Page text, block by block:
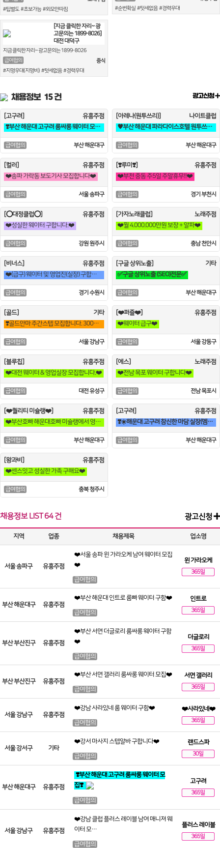
#팁별도 #초보가능 #외모안따짐
#순번확실 #텃세없음 #경력우대
[지금 클릭한 자리~ 광
고문의는 1899-8026]
대전 대덕구
지금 클릭한 자리~ 광고문의는 1899-8026
급여협의
중식
#지명우대(지명비) #텃세없음 #경력우대
채용정보 15 건 광고신청
[고구려]
유흥주점
❣️부산 해운대 고구려 룸싸롱 웨이터 모집❣️
급여협의 부산 해운대구
[아레나(원투쓰리)]
나이트클럽
♥️부산 해운대 파라다이스호텔 원투쓰리 클럽 영업진 구합니다♥️
급여협의 부산 해운대구
[컬러]
유흥주점
❤️송파 가락동 보도기사 모집합니다❤️
급여협의 서울 송파구
[❣️루미❣️]
유흥주점
❤️부천 중동 주5일 주말휴무!!❤️
급여협의 경기 부천시
[⭕대정클럽⭕]
유흥주점
❤️성실한 웨이터 구합니다.❤️
급여협의 강원 원주시
[가자노래클럽]
노래주점
❤️월 4.000.000만원 보장 + 알파❤️
급여협의 충남 천안시
[비너스]
유흥주점
❤️(급구) 웨이터 및 영업진(실장) 구합니다.❤️
급여협의 경기 수원시
[구글 상위노출]
기타
✅구글 상위노출 (SEO)전문✅
급여협의 부산 해운대구
[골드]
기타
❣️골드안마 주간스텝 모집합니다. 300+알파 ! 운전필수!❣️
급여협의 서울 강남구
[❤️퍼즐❤️]
유흥주점
❤️웨이터 급구❤️
급여협의 서울 강동구
[블루칩]
유흥주점
❤️대전 웨이터 & 영업실장 모집합니다.❤️
급여협의 대전 유성구
[에스]
노래주점
❤️전남 목포 웨이터 구합니다❤️
급여협의 전남 목포시
[❤️퀄리티 미슐랭❤️]
유흥주점
❤️부산호빠 해운대호빠 미슐랭에서 영업진 구합니다.❤️
급여협의 부산 해운대구
[고구려]
유흥주점
❣️☀️해운대 고구려 참신한 마담 실장(멤버) 영업진 구좌 사장님모심☀️❣️
급여협의 부산 해운대구
[왕과비]
유흥주점
❤️센스잇고 성실한 가족 구해요❤️
급여협의 충북 청주시
채용정보 LIST 64 건 광고신청
지역 업종 채용제목 업소명
서울 송파구 유흥주점
❤️서울 송파 윈 가라오케 남여 웨이터 모집
❤️
급여협의
윈 가라오케
365일
부산 해운대구 유흥주점
❤️부산 해운대 인트로 룸빠 웨이터 구함❤️
급여협의
인트로
365일
부산 부산진구 유흥주점
❤️부산 서면 더글로리 룸싸롱 웨이터 구함
❤️
급여협의
더글로리
365일
부산 부산진구 유흥주점
❤️부산 서면 갤러리 룸싸롱 웨이터 모집❤️
급여협의
서면 갤러리
365일
서울 강남구 유흥주점
❤️강남 사라있네 룸 웨이터 구함❤️
급여협의
❤️사라있네❤️
365일
서울 강서구 기타
❤️강서 마사지 스텝알바 구합니다❤️
급여협의
랜드스파
30일
부산 해운대구 유흥주점
❣️부산 해운대 고구려 룸싸롱 웨이터 모
집❣️
급여협의
고구려
365일
서울 강남구 유흥주점
❤️강남 클럽 플러스 레이블 남여 매니져 웨
이터 모…
급여협의
플러스 레이블
365일